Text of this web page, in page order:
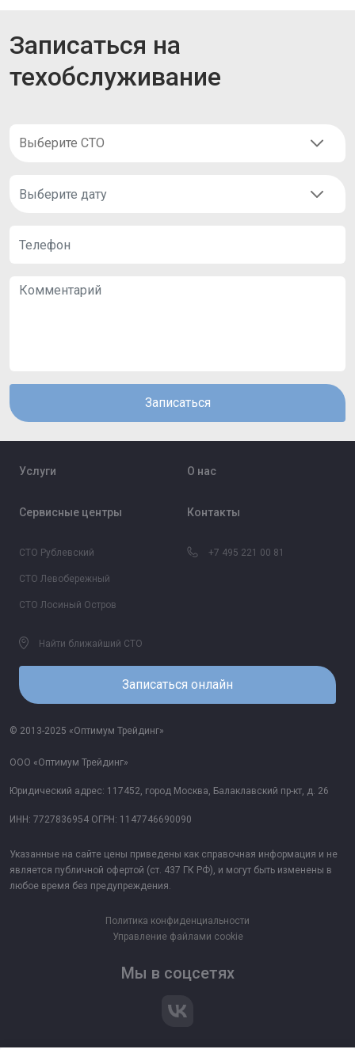
Записаться на
техобслуживание
Записаться
Услуги О нас
Сервисные центры
СТО Рублевский
СТО Левобережный
СТО Лосиный Остров
Найти ближайший СТО
Контакты
+7 495 221 00 81
Записаться онлайн
© 2013-2025 «Оптимум Трейдинг»
ООО «Оптимум Трейдинг»
Юридический адрес: 117452, город Москва, Балаклавский пр-кт, д. 26
ИНН: 7727836954 ОГРН: 1147746690090
Указанные на сайте цены приведены как справочная информация и не
является публичной офертой (ст. 437 ГК РФ), и могут быть изменены в
любое время без предупреждения.
Политика конфиденциальности
Управление файлами cookie
Мы в соцсетях